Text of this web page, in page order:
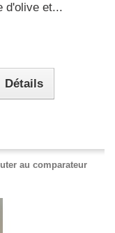
d'olive et...
Détails
au comparateur